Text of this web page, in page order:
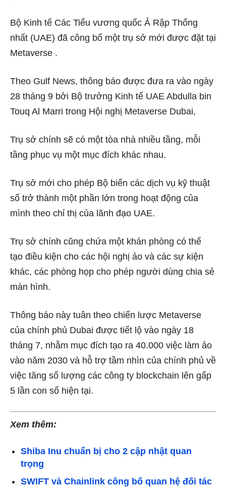
Bộ Kinh tế Các Tiểu vương quốc Ả Rập Thống
nhất (UAE) đã công bố một trụ sở mới được đặt tại
Metaverse .
Theo Gulf News, thông báo được đưa ra vào ngày
28 tháng 9 bởi Bộ trưởng Kinh tế UAE Abdulla bin
Touq Al Marri trong Hội nghị Metaverse Dubai,
Trụ sở chính sẽ có một tòa nhà nhiều tầng, mỗi
tầng phục vụ một mục đích khác nhau.
Trụ sở mới cho phép Bộ biến các dịch vụ kỹ thuật
số trở thành một phần lớn trong hoạt động của
mình theo chỉ thị của lãnh đạo UAE.
Trụ sở chính cũng chứa một khán phòng có thể
tạo điều kiện cho các hội nghị ảo và các sự kiện
khác, các phòng họp cho phép người dùng chia sẻ
màn hình.
Thông báo này tuân theo chiến lược Metaverse
của chính phủ Dubai được tiết lộ vào ngày 18
tháng 7, nhằm mục đích tạo ra 40.000 việc làm ảo
vào năm 2030 và hỗ trợ tầm nhìn của chính phủ về
việc tăng số lượng các công ty blockchain lên gấp
5 lần con số hiện tại.
Xem thêm:
Shiba Inu chuẩn bị cho 2 cập nhật quan
trọng
SWIFT và Chainlink công bố quan hệ đối tác